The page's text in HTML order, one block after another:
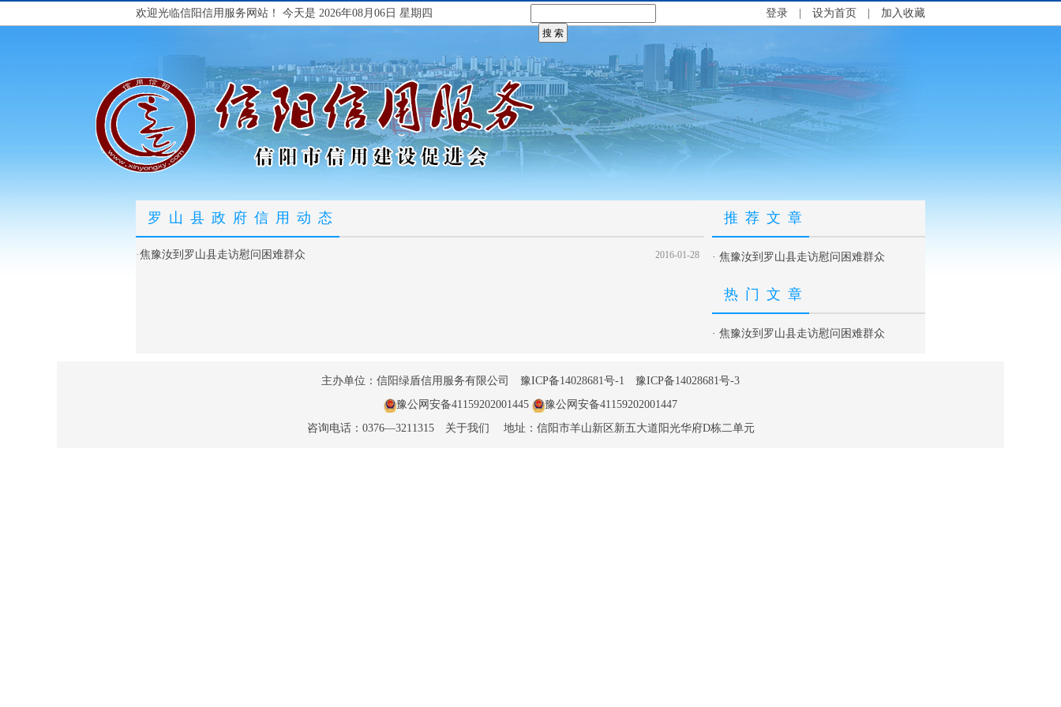
欢迎光临信阳信用服务网站！ 今天是 2026年08月06日 星期四 登录 设为首页 加入收藏
罗山县政府信用动态
2016-01-28
·焦豫汝到罗山县走访慰问困难群众
推荐文章
· 焦豫汝到罗山县走访慰问困难群众
热门文章
· 焦豫汝到罗山县走访慰问困难群众
主办单位：信阳绿盾信用服务有限公司 豫ICP备14028681号-1
豫ICP备14028681号-3
豫公网安备41159202001445
豫公网安备41159202001447
咨询电话：0376—3211315 关于我们 地址：信阳市羊山新区新五大道阳光华府D栋二单元